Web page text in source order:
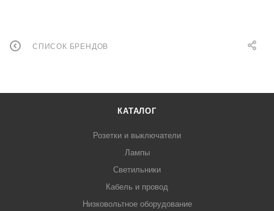
СПИСОК БРЕНДОВ
КАТАЛОГ
Розетки и выключатели
Лампы
Светильники
Кабель и провод
Низковольтное оборудование